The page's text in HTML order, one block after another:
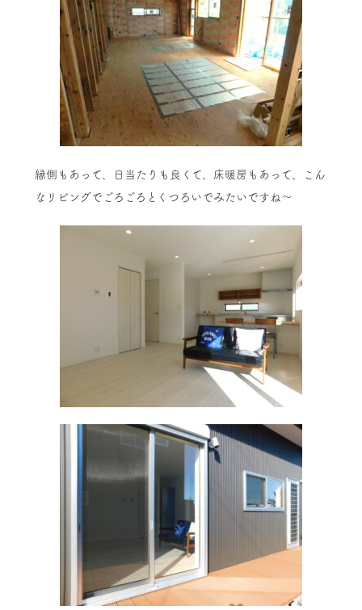
縁側もあって、日当たりも良くて、床暖房もあって、こん
なリビングでごろごろとくつろいでみたいですね～